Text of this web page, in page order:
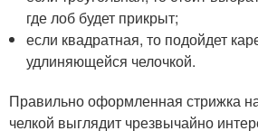
где лоб будет прикрыт;
если квадратная, то подойдет
удлиняющейся челочкой.
Правильно оформленная стрижка
челкой выглядит чрезвычайно